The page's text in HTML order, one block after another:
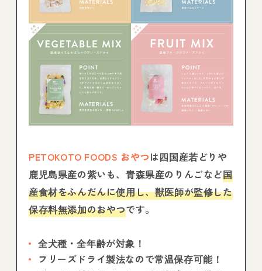
PETOKOTO FOODS おやつは四国産若どりや
鹿児島県産の紫いも、青森県産のりんごなど国
産食材をふんだんに使用し、獣医師が監修した
保存料無添加のおやつです。
全犬種・全年齢が対象！
フリーズドライ製法なので常温保存可能！